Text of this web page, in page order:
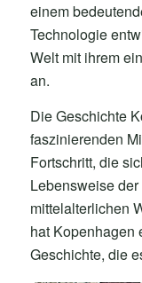
einem
Technologie
Welt mit ihrem
an.
Die Geschichte
faszinierenden
Fortschritt, die
Lebensweise
mittelalterlichen
hat Kopenhagen
Geschichte, die